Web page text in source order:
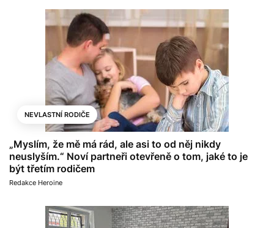
NEVLASTNÍ RODIČE
„Myslím, že mě má rád, ale asi to od něj nikdy
neuslyším.“ Noví partneři otevřeně o tom, jaké to je
být třetím rodičem
Redakce Heroine